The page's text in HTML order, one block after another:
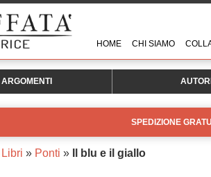
HOME CHI SIAMO
ARGOMENTI AUTORI
SPEDIZIONE
Libri » Ponti » Il blu e il giallo